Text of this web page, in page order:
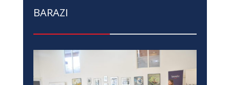
BARAZI